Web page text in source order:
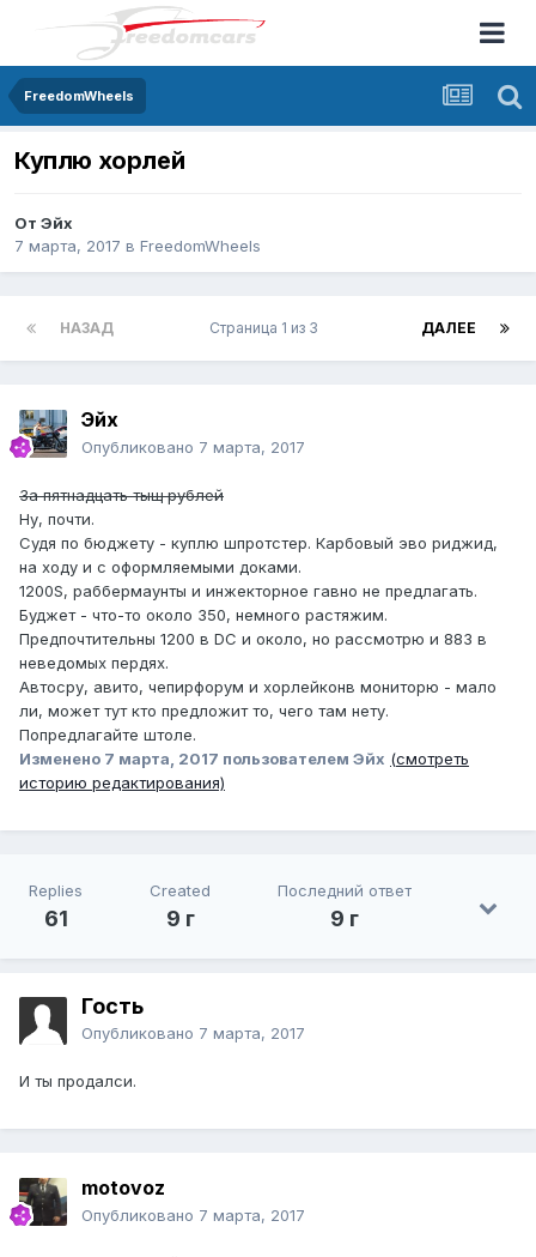
FreedomWheels
Куплю хорлей
От Эйх
7 марта, 2017 в FreedomWheels
НАЗАД ДАЛЕЕ
Страница 1 из 3
Эйх
Опубликовано 7 марта, 2017
За пятнадцать тыщ рублей
Ну, почти.
Судя по бюджету - куплю шпротстер. Карбовый эво риджид,
на ходу и с оформляемыми доками.
1200S, раббермаунты и инжекторное гавно не предлагать.
Буджет - что-то около 350, немного растяжим.
Предпочтительны 1200 в DC и около, но рассмотрю и 883 в
неведомых пердях.
Автосру, авито, чепирфорум и хорлейконв мониторю - мало
ли, может тут кто предложит то, чего там нету.
Попредлагайте штоле.
Изменено 7 марта, 2017 пользователем Эйх (смотреть
историю редактирования)
Replies
61
Created
9 г
Последний ответ
9 г
Гость
Опубликовано 7 марта, 2017
И ты продалси.
motovoz
Опубликовано 7 марта, 2017